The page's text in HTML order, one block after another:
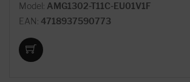
Model: AMG1302-T11C-EU01V1F
EAN: 4718937590773